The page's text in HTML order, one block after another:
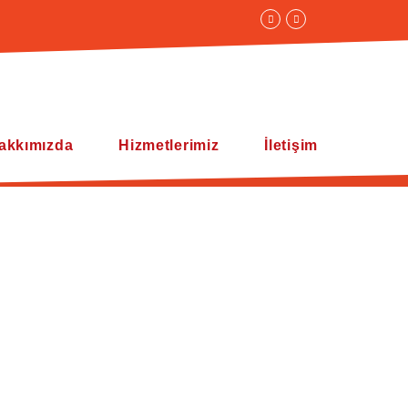
Hizmetlerimiz İletişim